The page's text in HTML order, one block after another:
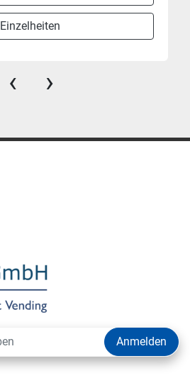
Einzelheiten
‹ ›
Anmelden